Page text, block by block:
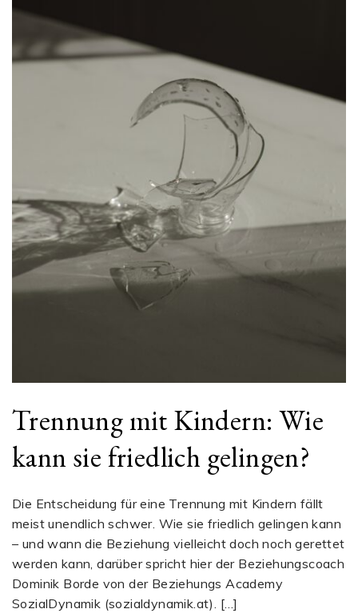
Trennung mit Kindern: Wie
kann sie friedlich gelingen?
Die Entscheidung für eine Trennung mit Kindern fällt
meist unendlich schwer. Wie sie friedlich gelingen kann
– und wann die Beziehung vielleicht doch noch gerettet
werden kann, darüber spricht hier der Beziehungscoach
Dominik Borde von der Beziehungs Academy
SozialDynamik (sozialdynamik.at). […]